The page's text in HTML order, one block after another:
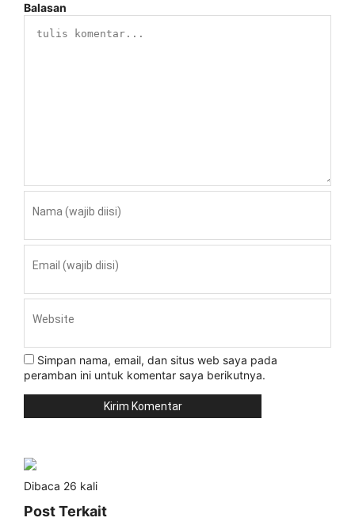
Balasan
Simpan nama, email, dan situs web saya pada
peramban ini untuk komentar saya berikutnya.
Dibaca 26 kali
Post Terkait